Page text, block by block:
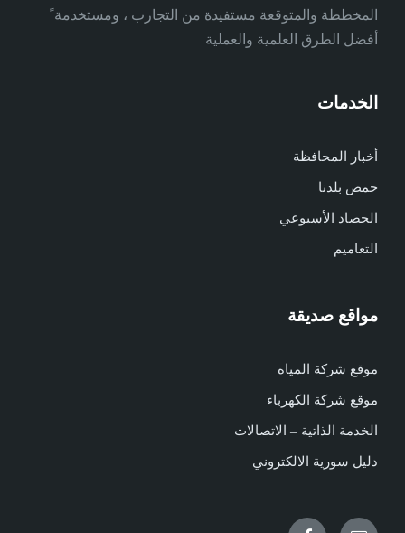
المخططة والمتوقعة مستفيدة من التجارب ، ومستخدمة ً
أفضل الطرق العلمية والعملية
الخدمات
أخبار المحافظة
حمص بلدنا
الحصاد الأسبوعي
التعاميم
مواقع صديقة
موقع شركة المياه
موقع شركة الكهرباء
الخدمة الذاتية – الاتصالات
دليل سورية الالكتروني